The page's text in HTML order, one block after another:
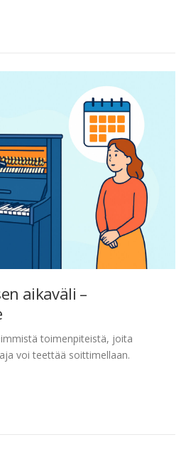
aikaväli –
toimenpiteistä, joita
voi teettää soittimellaan.